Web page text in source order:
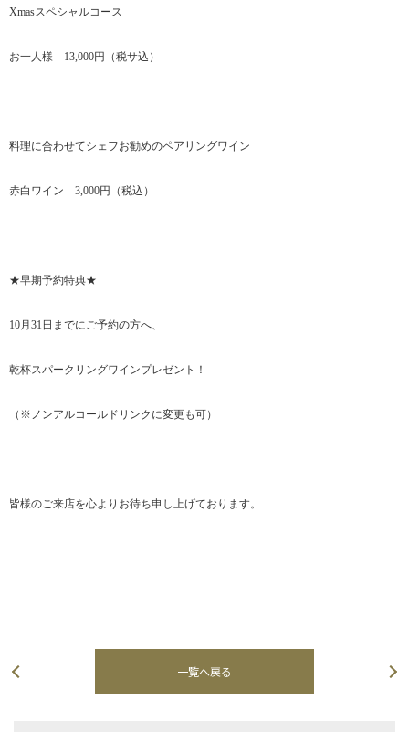
Xmasスペシャルコース
お一人様 13,000円（税サ込）
料理に合わせてシェフお勧めのペアリングワイン
赤白ワイン 3,000円（税込）
★早期予約特典★
10月31日までにご予約の方へ、
乾杯スパークリングワインプレゼント！
（※ノンアルコールドリンクに変更も可）
皆様のご来店を心よりお待ち申し上げております。
一覧へ戻る